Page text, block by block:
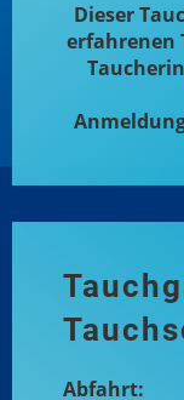
Dieser
erfahrenen
Abfahrt: